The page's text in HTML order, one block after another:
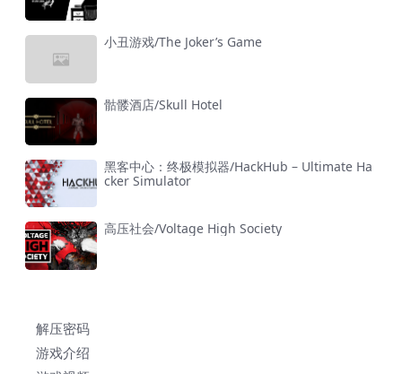
小丑游戏/The Joker’s Game
骷髅酒店/Skull Hotel
黑客中心：终极模拟器/HackHub – Ultimate Ha
cker Simulator
高压社会/Voltage High Society
解压密码
游戏介绍